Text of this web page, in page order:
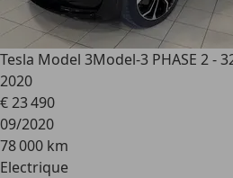
Tesla Model 3Model-3 PHASE 2 -
2020
€ 23 490
09/2020
78 000 km
Electrique